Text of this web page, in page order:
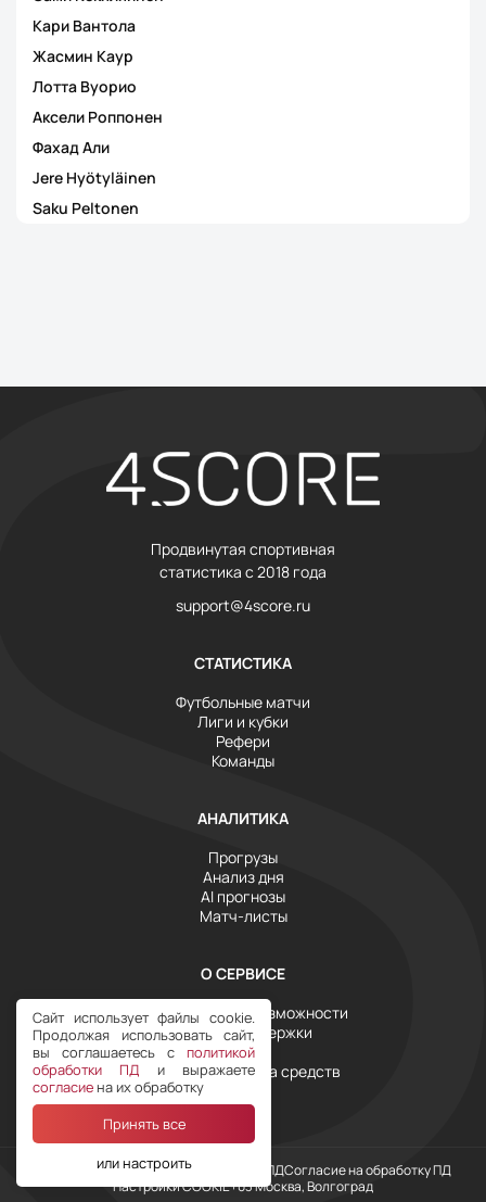
Кари Вантола
Жасмин Каур
Лотта Вуорио
Аксели Роппонен
Фахад Али
Jere Hyötyläinen
Saku Peltonen
Продвинутая спортивная
статистика с 2018 года
support@4score.ru
СТАТИСТИКА
Футбольные матчи
Лиги и кубки
Рефери
Команды
АНАЛИТИКА
Прогрузы
Анализ дня
AI прогнозы
Матч-листы
О СЕРВИСЕ
Инструменты и возможности
Служба поддержки
Тарифы
Условия возврата средств
Наш TelegramПолитика обработки ПДСогласие на обработку ПД
Настройки COOKIE+03 Москва, Волгоград
Сайт использует файлы cookie.
Продолжая использовать сайт,
вы соглашаетесь с политикой
обработки ПД и выражаете
согласие на их обработку
Принять все
или настроить